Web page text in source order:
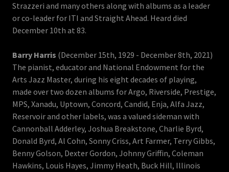
Strazzeri and many others along with albums as a leader
or co-leader for ITI and Straight Ahead. Heard died
December 10th at 83.
Barry Harris (December 15th, 1929 - December 8th, 2021)
The pianist, educator and National Endowment for the
Arts Jazz Master, during his eight decades of playing,
made over two dozen albums for Argo, Riverside, Prestige,
MPS, Xanadu, Uptown, Concord, Candid, Enja, Alfa Jazz,
Reservoir and other labels, was a valued sideman with
Cannonball Adderley, Joshua Breakstone, Charlie Byrd,
Donald Byrd, Al Cohn, Sonny Criss, Art Farmer, Terry Gibbs,
Benny Golson, Dexter Gordon, Johnny Griffin, Coleman
Hawkins, Louis Hayes, Jimmy Heath, Buck Hill, Illinois